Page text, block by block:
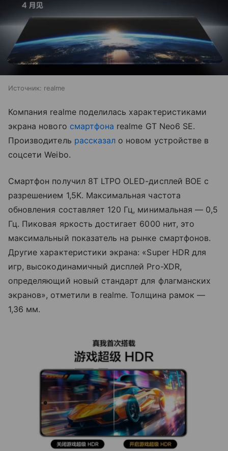
Источник: realme
Компания realme поделилась характеристиками
экрана нового смартфона realme GT Neo6 SE.
Производитель рассказал о новом устройстве в
соцсети Weibo.
Смартфон получил 8T LTPO OLED-дисплей BOE с
разрешением 1,5K. Максимальная частота
обновления составляет 120 Гц, минимальная — 0,5
Гц. Пиковая яркость достигает 6000 нит, это
максимальный показатель на рынке смартфонов.
Другие характеристики экрана: «Super HDR для
игр, высокодинамичный дисплей Pro-XDR,
определяющий новый стандарт для флагманских
экранов», отметили в realme. Толщина рамок —
1,36 мм.